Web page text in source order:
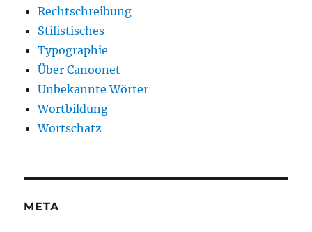
Rechtschreibung
Stilistisches
Typographie
Über Canoonet
Unbekannte Wörter
Wortbildung
Wortschatz
META